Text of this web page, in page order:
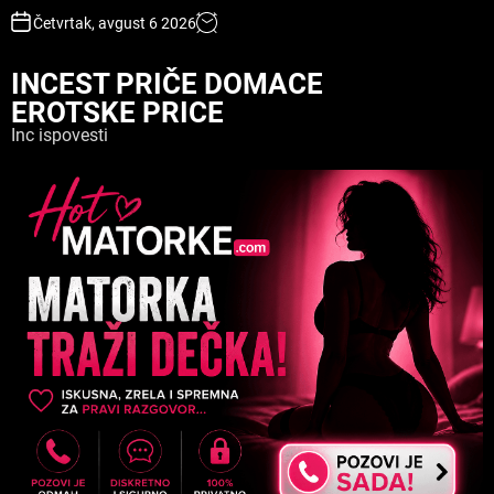
Četvrtak, avgust 6 2026
INCEST PRIČE DOMACE
EROTSKE PRICE
Inc ispovesti